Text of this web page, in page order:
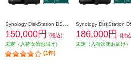
150,000円
(税込)
未定（入荷次第お届け）
(1件)
186,000円
(税
未定（入荷次第お届け）